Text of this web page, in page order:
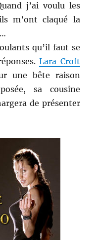
j’ai voulu les
m’ont claqué la
qu’il faut se
Lara Croft
une bête raison
sa cousine
de présenter